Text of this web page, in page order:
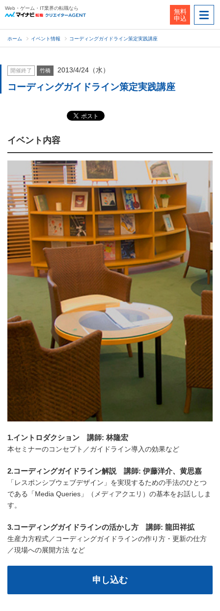
Web・ゲーム・IT業界の転職なら
無料
申込
ホーム イベント情報 コーディングガイドライン策定実践講座
開催終了 竹橋 2013/4/24（水）
コーディングガイドライン策定実践講座
イベント内容
1.イントロダクション 講師: 林隆宏
本セミナーのコンセプト／ガイドライン導入の効果など
2.コーディングガイドライン解説 講師: 伊藤洋介、黄思嘉
「レスポンシブウェブデザイン」を実現するための手法のひとつ
である「Media Queries」（メディアクエリ）の基本をお話ししま
す。
3.コーディングガイドラインの活かし方 講師: 龍田祥拡
生産力方程式／コーディングガイドラインの作り方・更新の仕方
／現場への展開方法 など
申し込む